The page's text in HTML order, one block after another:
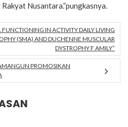
Nusantara.”pungkasnya.
IN ACTIVITY DAILY LIVING
(SMA) AND DUCHENNE MUSCULAR
DYSTROPHY F AMILY”
PROMOSIKAN